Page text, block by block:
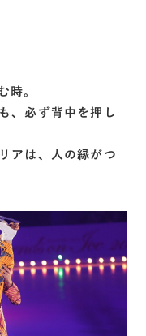
時。
、必ず背中を押し
アは、人の縁がつ